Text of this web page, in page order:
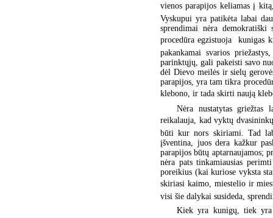
vienos parapijos keliamas į
Vyskupui yra patikėta labai
sprendimai nėra
procedūra egzistuoja 
pakankamai svarios
parinktųjų, gali pakeisti savo
dėl Dievo meilės ir sielų
parapijos, yra tam tikra
klebono, ir tada skirti naują
Nėra nustatytas griežtas
reikalauja, kad vyktų
būti kur nors skiriami. Tad
įšventina, juos dera kažkur
parapijos būtų aptarnaujamos;
nėra pats tinkamiausias
poreikius (kai kuriose vyksta
skiriasi kaimo, miestelio ir
visi šie dalykai susideda,
Kiek yra kunigų, tiek